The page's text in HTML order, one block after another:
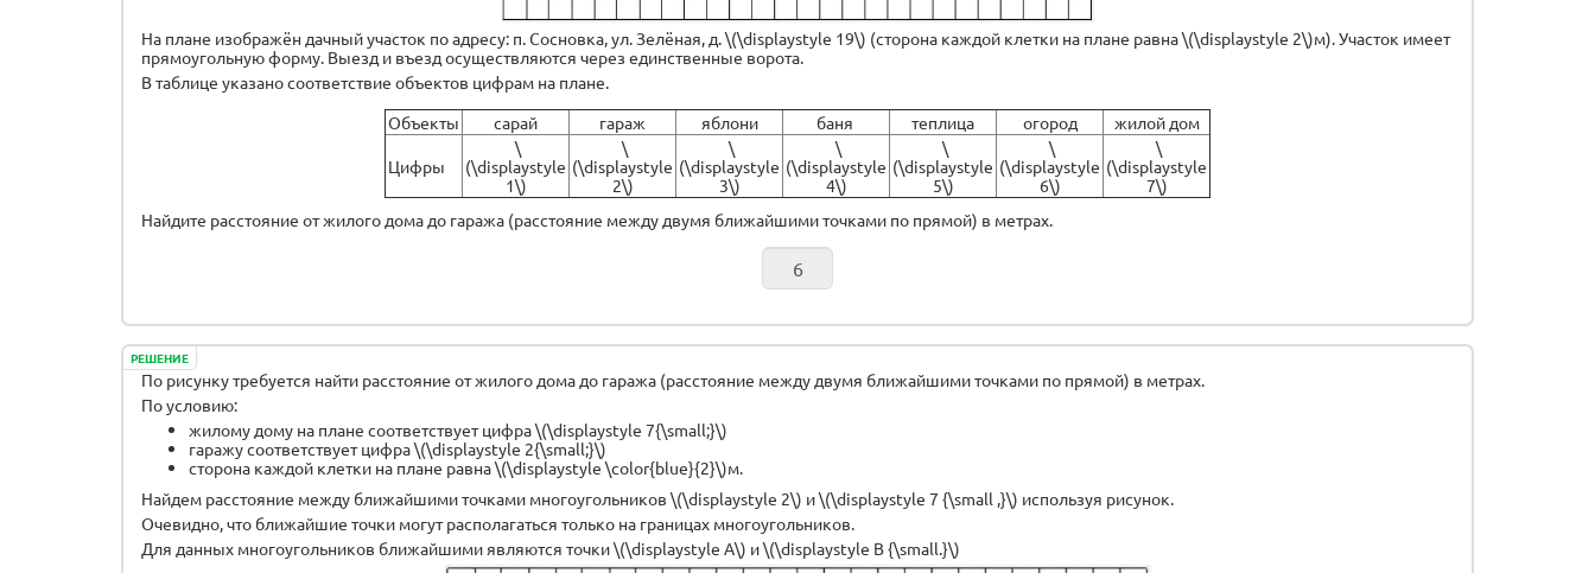
На плане изображён дачный участок по адресу: п. Сосновка, ул. Зелёная, д. \(\displaystyle 19\) (сторона каждой клетки на плане равна \(\displaystyle 2\)м). Участок имеет
прямоугольную форму. Выезд и въезд осуществляются через единственные ворота.
В таблице указано соответствие объектов цифрам на плане.
Объекты
сарай гараж яблони баня теплица огород жилой дом
Цифры
\
(\displaystyle
1\)
\
(\displaystyle
2\)
\
(\displaystyle
3\)
\
(\displaystyle
4\)
\
(\displaystyle
5\)
\
(\displaystyle
6\)
\
(\displaystyle
7\)
Найдите расстояние от жилого дома до гаража (расстояние между двумя ближайшими точками по прямой) в метрах.
РЕШЕНИЕ
По рисунку требуется найти расстояние от жилого дома до гаража (расстояние между двумя ближайшими точками по прямой) в метрах.
По условию:
жилому дому на плане соответствует цифра \(\displaystyle 7{\small;}\)
гаражу соответствует цифра \(\displaystyle 2{\small;}\)
сторона каждой клетки на плане равна \(\displaystyle \color{blue}{2}\)м.
Найдем расстояние между ближайшими точками многоугольников \(\displaystyle 2\) и \(\displaystyle 7 {\small ,}\) используя рисунок.
Очевидно, что ближайшие точки могут располагаться только на границах многоугольников.
Для данных многоугольников ближайшими являются точки \(\displaystyle A\) и \(\displaystyle B {\small.}\)